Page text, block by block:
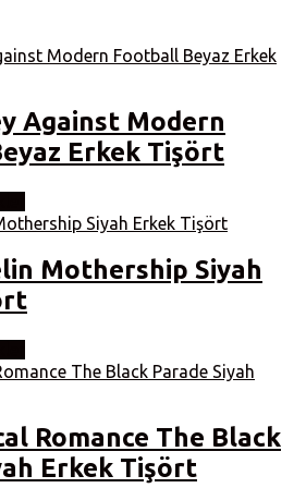
var.
sayfasından
seçilebilir
Against Modern
Erkek Tişört
Bu
ürünün
birden
fazla
varyasyonu
var.
Seçenekler
ürün
sayfasından
seçilebilir
Mothership Siyah
Bu
ürünün
birden
varyasyonu
var.
Seçenekler
ürün
Romance The Black
Erkek Tişört